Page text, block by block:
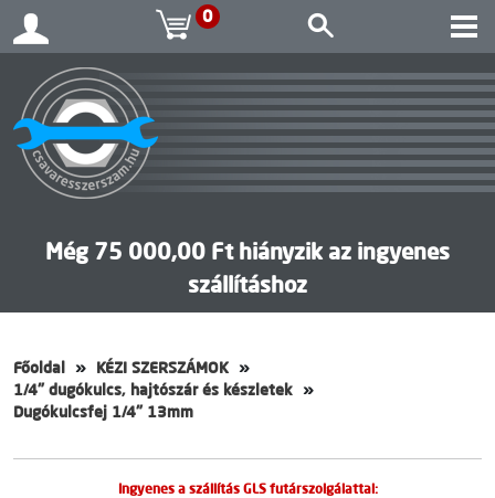
0
Még 75 000,00 Ft hiányzik az ingyenes
szállításhoz
Főoldal
KÉZI SZERSZÁMOK
1/4" dugókulcs, hajtószár és készletek
Dugókulcsfej 1/4" 13mm
Ingyenes a szállítás GLS futárszolgálattal: